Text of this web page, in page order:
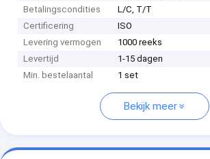
Betalingscondities
L/C, T/T
Certificering
ISO
Levering vermogen
1000 reeks
Levertijd
1-15 dagen
Min. bestelaantal
1 set
Bekijk meer